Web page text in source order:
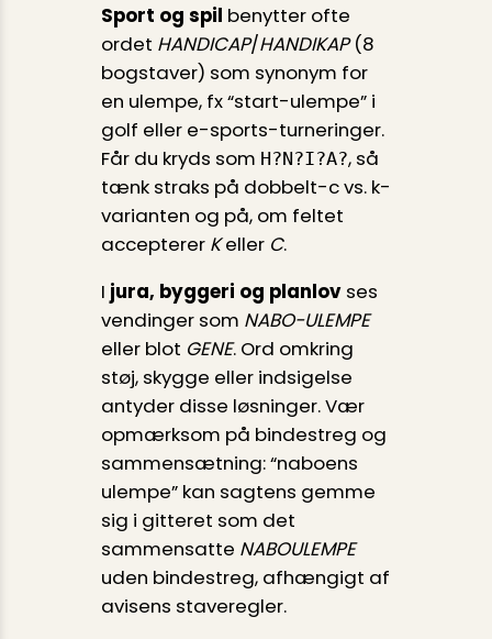
Sport og spil benytter ofte
ordet HANDICAP/HANDIKAP(8
bogstaver) som synonym for
en ulempe, fx “start-ulempe” i
golf eller e-sports-turneringer.
Får du kryds som H?N?I?A?, så
tænk straks på dobbelt-c vs. k-
varianten og på, om feltet
accepterer Keller C.
I jura, byggeri og planlovses
vendinger som NABO-ULEMPE
eller blot GENE. Ord omkring
støj, skygge eller indsigelse
antyder disse løsninger. Vær
opmærksom på bindestreg og
sammensætning: “naboens
ulempe” kan sagtens gemme
sig i gitteret som det
sammensatte NABOULEMPE
uden bindestreg, afhængigt af
avisens staveregler.